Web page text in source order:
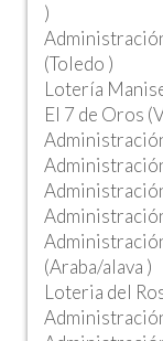
)
(Toledo )
Lotería
El 7 de Oros
(Araba/alava )
Loteria del